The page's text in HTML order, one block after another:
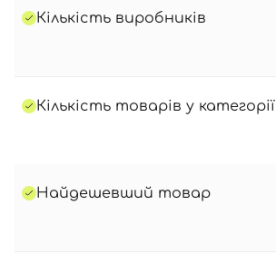
Кількість виробників
Кількість товарів у категорії
Найдешевший товар